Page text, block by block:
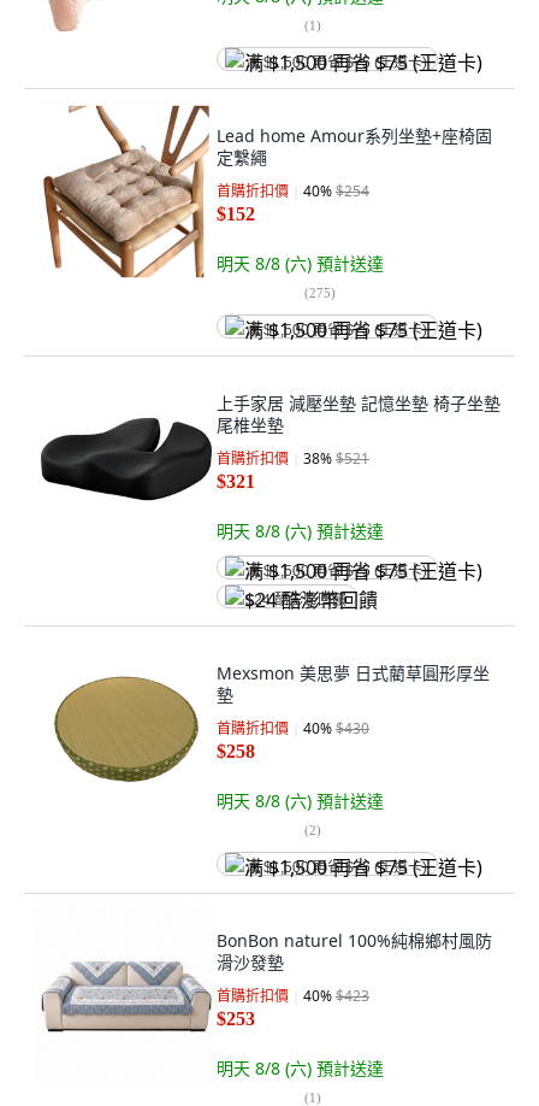
(1)
满 $1,500 再省 $75 (王道卡)
Lead home Amour系列坐墊+座椅固
定繫繩
首購折扣價 40%$254
$152
明天 8/8 (六) 預計送達
(275)
满 $1,500 再省 $75 (王道卡)
上手家居 減壓坐墊 記憶坐墊 椅子坐墊
尾椎坐墊
首購折扣價 38%$521
$321
明天 8/8 (六) 預計送達
满 $1,500 再省 $75 (王道卡)
$24 酷澎幣回饋
Mexsmon 美思夢 日式藺草圓形厚坐
墊
首購折扣價 40%$430
$258
明天 8/8 (六) 預計送達
(2)
满 $1,500 再省 $75 (王道卡)
BonBon naturel 100%純棉鄉村風防
滑沙發墊
首購折扣價 40%$423
$253
明天 8/8 (六) 預計送達
(1)